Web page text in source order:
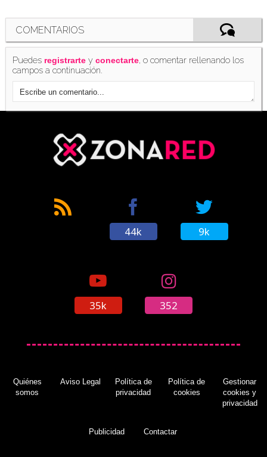
COMENTARIOS
Puedes registrarte yconectarte, o comentar rellenando los
campos a continuación.
44k 9k
35k 352
Quiénes
somos
Aviso Legal
Política de
privacidad
Política de
cookies
Gestionar
cookies y
privacidad
Publicidad Contactar